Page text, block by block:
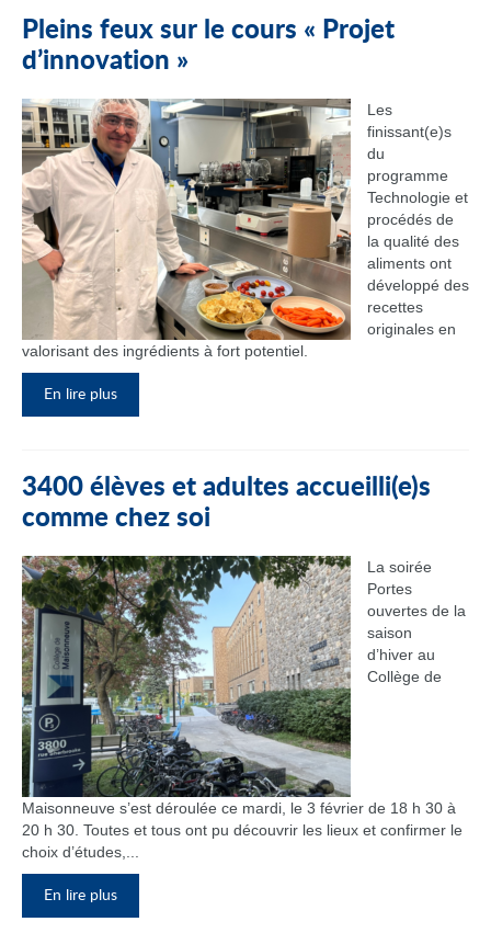
Pleins feux sur le cours « Projet
d’innovation »
Les
finissant(e)s
du
programme
Technologie et
procédés de
la qualité des
aliments ont
développé des
recettes
originales en
valorisant des ingrédients à fort potentiel.
En lire plus
3400 élèves et adultes accueilli(e)s
comme chez soi
La soirée
Portes
ouvertes de la
saison
d’hiver au
Collège de
Maisonneuve s’est déroulée ce mardi, le 3 février de 18 h 30 à
20 h 30. Toutes et tous ont pu découvrir les lieux et confirmer le
choix d’études,...
En lire plus